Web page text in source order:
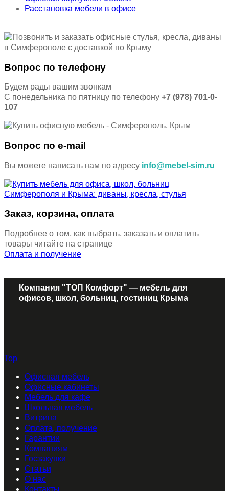
Расстановка мебели в офисе
Вопрос по телефону
Будем рады вашим звонкам
С понедельника по пятницу по телефону +7 (978) 701-0-
107
Вопрос по e-mail
Вы можете написать нам по адресу info@mebel-sim.ru
Заказ, корзина, оплата
Подробнее о том, как выбрать, заказать и оплатить
товары читайте на странице
Оплата и получение
Компания "ТОП Комфорт" — мебель для
офисов, школ, больниц, гостиниц Крыма
Top
Офисная мебель
Офисные кабинеты
Мебель для кафе
Школьная мебель
Витрина
Оплата, получение
Гарантии
Компаниям
Госзакупки
Статьи
О нас